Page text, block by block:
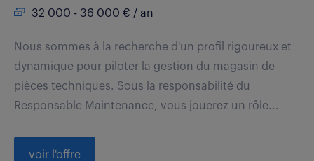
32 000 - 36 000 € / an
Nous sommes à la recherche d'un profil rigoureux et
dynamique pour piloter la gestion du magasin de
pièces techniques. Sous la responsabilité du
Responsable Maintenance, vous jouerez un rôle...
voir l'offre